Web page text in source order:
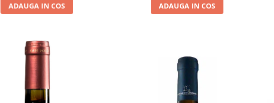
ADAUGA IN COS ADAUGA IN COS